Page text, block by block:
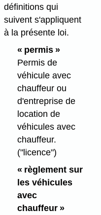
définitions qui
suivent s'appliquent
à la présente loi.
« permis »
Permis de
véhicule avec
chauffeur ou
d'entreprise de
location de
véhicules avec
chauffeur.
("licence")
« règlement sur
les véhicules
avec
chauffeur »